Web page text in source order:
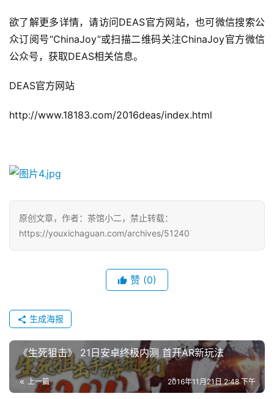
欲了解更多详情，请访问DEAS官方网站，也可微信搜索公
众订阅号“ChinaJoy”或扫描二维码关注ChinaJoy官方微信
公众号，获取DEAS相关信息。
DEAS官方网站
http://www.18183.com/2016deas/index.html
原创文章，作者：茶馆小二，禁止转载：
https://youxichaguan.com/archives/51240
赞 (0)
生成海报
《生死狙击》 21日安卓终极内测 首开AR新玩法
上一篇 2016年11月21日 2:48 下午